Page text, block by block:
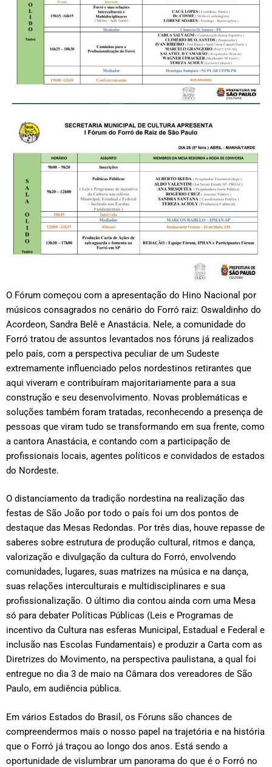
O Fórum começou com a apresentação do Hino Nacional por
músicos consagrados no cenário do Forró raiz: Oswaldinho do
Acordeon, Sandra Belê e Anastácia. Nele, a comunidade do
Forró tratou de assuntos levantados nos fóruns já realizados
pelo país, com a perspectiva peculiar de um Sudeste
extremamente influenciado pelos nordestinos retirantes que
aqui viveram e contribuíram majoritariamente para a sua
construção e seu desenvolvimento. Novas problemáticas e
soluções também foram tratadas, reconhecendo a presença de
pessoas que viram tudo se transformando em sua frente, como
a cantora Anastácia, e contando com a participação de
profissionais locais, agentes políticos e convidados de estados
do Nordeste.
O distanciamento da tradição nordestina na realização das
festas de São João por todo o país foi um dos pontos de
destaque das Mesas Redondas. Por três dias, houve repasse de
saberes sobre estrutura de produção cultural, ritmos e dança,
valorização e divulgação da cultura do Forró, envolvendo
comunidades, lugares, suas matrizes na música e na dança,
suas relações interculturais e multidisciplinares e sua
profissionalização. O último dia contou ainda com uma Mesa
só para debater Políticas Públicas (Leis e Programas de
incentivo da Cultura nas esferas Municipal, Estadual e Federal e
inclusão nas Escolas Fundamentais) e produzir a Carta com as
Diretrizes do Movimento, na perspectiva paulistana, a qual foi
entregue no dia 3 de maio na Câmara dos vereadores de São
Paulo, em audiência pública.
Em vários Estados do Brasil, os Fóruns são chances de
compreendermos mais o nosso papel na trajetória e na história
que o Forró já traçou ao longo dos anos. Está sendo a
oportunidade de vislumbrar um panorama do que é o Forró no